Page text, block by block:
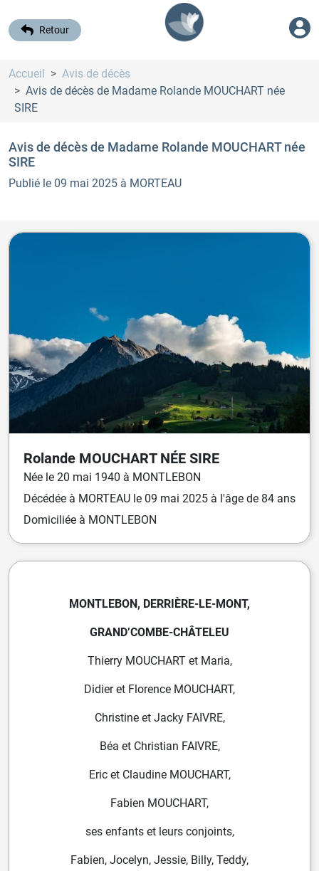
Retour
Accueil
Avis de décès
Avis de décès de Madame Rolande MOUCHART née
SIRE
Avis de décès de Madame Rolande MOUCHARTnée
SIRE
Publié le 09 mai 2025 à MORTEAU
Rolande MOUCHART NÉE SIRE
Née le 20 mai 1940 à MONTLEBON
Décédée à MORTEAU le 09 mai 2025 à l'âge de 84 ans
Domiciliée à MONTLEBON
MONTLEBON, DERRIÈRE-LE-MONT,
GRAND’COMBE-CHÂTELEU
Thierry MOUCHART et Maria,
Didier et Florence MOUCHART,
Christine et Jacky FAIVRE,
Béa et Christian FAIVRE,
Eric et Claudine MOUCHART,
Fabien MOUCHART,
ses enfants et leurs conjoints,
Fabien, Jocelyn, Jessie, Billy, Teddy,